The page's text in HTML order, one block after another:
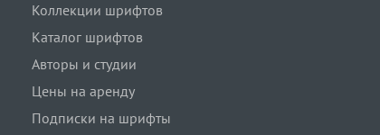
Коллекции шрифтов
Каталог шрифтов
Авторы и студии
Цены на аренду
Подписки на шрифты